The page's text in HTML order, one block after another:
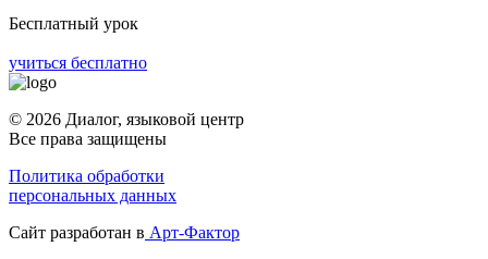
Бесплатный урок
учиться бесплатно
© 2026 Диалог, языковой центр
Все права защищены
Политика обработки
персональных данных
Сайт разработан в Арт-Фактор